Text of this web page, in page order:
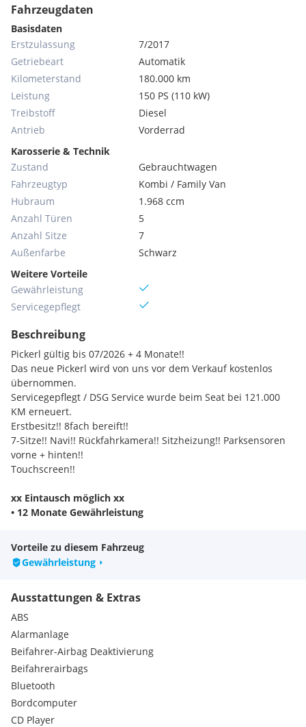
Fahrzeugdaten
Basisdaten
Erstzulassung
7/2017
Getriebeart
Automatik
Kilometerstand
180.000 km
Leistung
150 PS (110 kW)
Treibstoff
Diesel
Antrieb
Vorderrad
Karosserie & Technik
Zustand
Gebrauchtwagen
Fahrzeugtyp
Kombi / Family Van
Hubraum
1.968 ccm
Anzahl Türen
5
Anzahl Sitze
7
Außenfarbe
Schwarz
Weitere Vorteile
Gewährleistung
Servicegepflegt
Beschreibung
Pickerl gültig bis 07/2026 + 4 Monate!!
Das neue Pickerl wird von uns vor dem Verkauf kostenlos
übernommen.
Servicegepflegt / DSG Service wurde beim Seat bei 121.000
KM erneuert.
Erstbesitz!! 8fach bereift!!
7-Sitze!! Navi!! Rückfahrkamera!! Sitzheizung!! Parksensoren
vorne + hinten!!
Touchscreen!!
xx Eintausch möglich xx
• 12 Monate Gewährleistung
Auf Wunsch bis 3 Jahre „Gebrauchtwagengarantie – für Ihre
Sicherheit !“
Bremssystem , Kühlsystem Heizung-Klimaanlage ,
Kraftstoffförderpumpme , Einspritzpumpe , Motorsteuergerät
, Elektrik , Abgasanlage , Kraftübertragung , Fast Alle
Steuergeräte , Turbolader , Kompressor , Ladeluftkühler
Mehr Infos unter Tel. auch am Wochenende nach
Terminvereinbarung .
Alle Angaben ohne Gewähr Irrtum , Tippfehler und
Zwischenverkauf vorbehalten.
Vorteile zu diesem Fahrzeug
Gewährleistung
Ausstattungen & Extras
ABS
Alarmanlage
Beifahrer-Airbag Deaktivierung
Beifahrerairbags
Bluetooth
Bordcomputer
CD Player